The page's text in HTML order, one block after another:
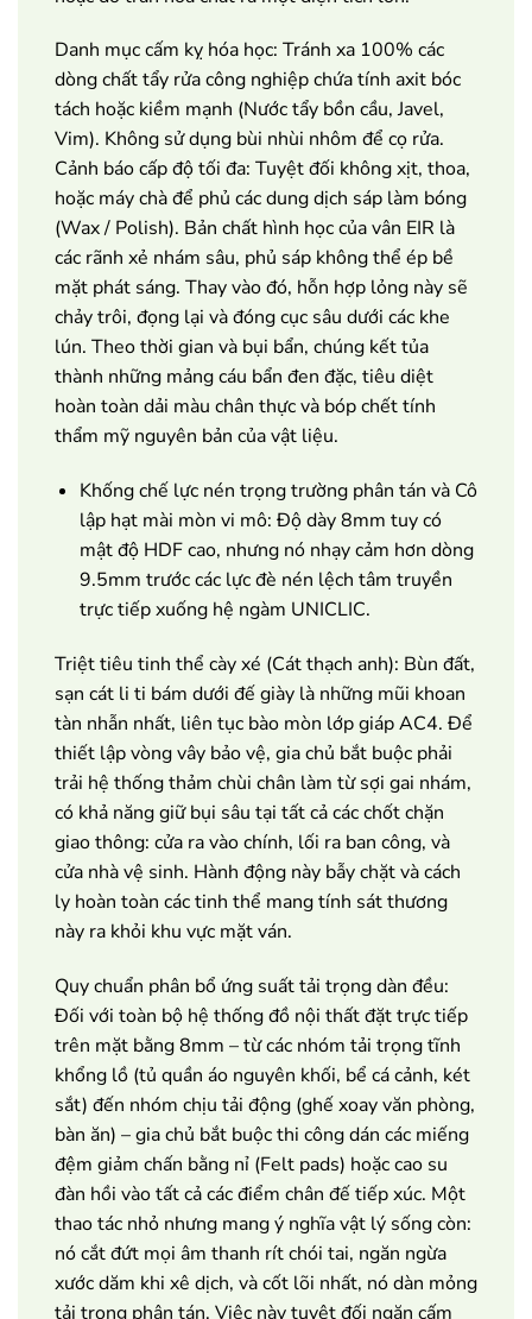
Danh mục cấm kỵ hóa học: Tránh xa 100% các
dòng chất tẩy rửa công nghiệp chứa tính axit bóc
tách hoặc kiềm mạnh (Nước tẩy bồn cầu, Javel,
Vim). Không sử dụng bùi nhùi nhôm để cọ rửa.
Cảnh báo cấp độ tối đa: Tuyệt đối không xịt, thoa,
hoặc máy chà để phủ các dung dịch sáp làm bóng
(Wax / Polish). Bản chất hình học của vân EIR là
các rãnh xẻ nhám sâu, phủ sáp không thể ép bề
mặt phát sáng. Thay vào đó, hỗn hợp lỏng này sẽ
chảy trôi, đọng lại và đóng cục sâu dưới các khe
lún. Theo thời gian và bụi bẩn, chúng kết tủa
thành những mảng cáu bẩn đen đặc, tiêu diệt
hoàn toàn dải màu chân thực và bóp chết tính
thẩm mỹ nguyên bản của vật liệu.
Khống chế lực nén trọng trường phân tán và Cô
lập hạt mài mòn vi mô: Độ dày 8mm tuy có
mật độ HDF cao, nhưng nó nhạy cảm hơn dòng
9.5mm trước các lực đè nén lệch tâm truyền
trực tiếp xuống hệ ngàm UNICLIC.
Triệt tiêu tinh thể cày xé (Cát thạch anh): Bùn đất,
sạn cát li ti bám dưới đế giày là những mũi khoan
tàn nhẫn nhất, liên tục bào mòn lớp giáp AC4. Để
thiết lập vòng vây bảo vệ, gia chủ bắt buộc phải
trải hệ thống thảm chùi chân làm từ sợi gai nhám,
có khả năng giữ bụi sâu tại tất cả các chốt chặn
giao thông: cửa ra vào chính, lối ra ban công, và
cửa nhà vệ sinh. Hành động này bẫy chặt và cách
ly hoàn toàn các tinh thể mang tính sát thương
này ra khỏi khu vực mặt ván.
Quy chuẩn phân bổ ứng suất tải trọng dàn đều:
Đối với toàn bộ hệ thống đồ nội thất đặt trực tiếp
trên mặt bằng 8mm – từ các nhóm tải trọng tĩnh
khổng lồ (tủ quần áo nguyên khối, bể cá cảnh, két
sắt) đến nhóm chịu tải động (ghế xoay văn phòng,
bàn ăn) – gia chủ bắt buộc thi công dán các miếng
đệm giảm chấn bằng nỉ (Felt pads) hoặc cao su
đàn hồi vào tất cả các điểm chân đế tiếp xúc. Một
thao tác nhỏ nhưng mang ý nghĩa vật lý sống còn:
nó cắt đứt mọi âm thanh rít chói tai, ngăn ngừa
xước dăm khi xê dịch, và cốt lõi nhất, nó dàn mỏng
tải trọng phân tán. Việc này tuyệt đối ngăn cấm